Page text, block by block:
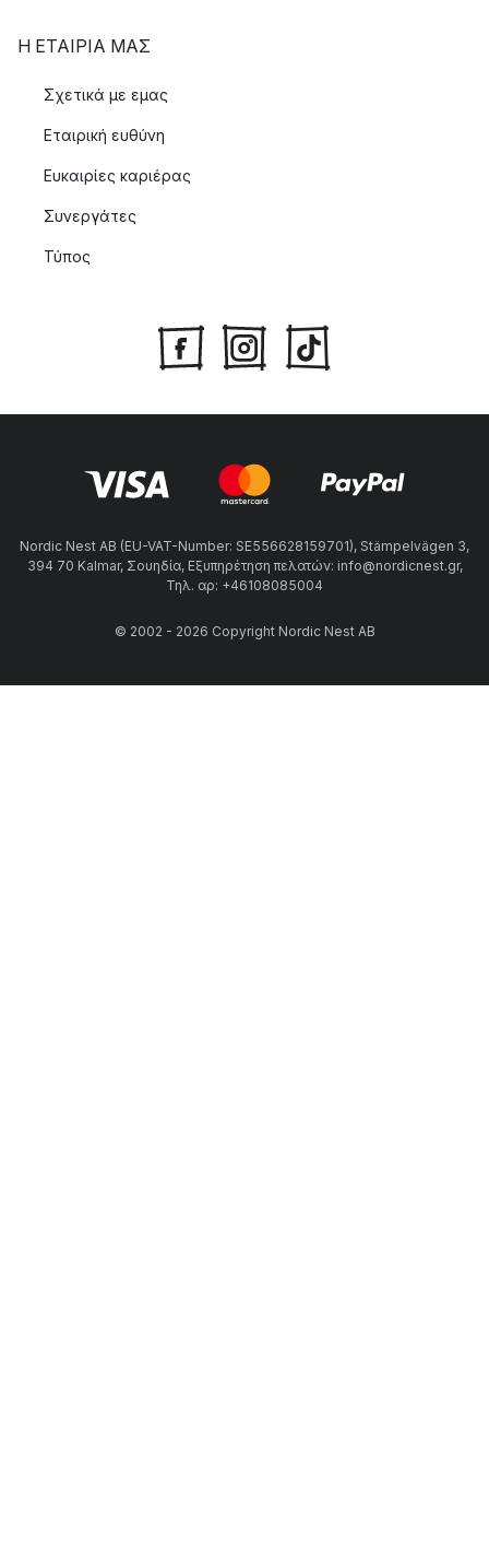
Η ΕΤΑΊΡΙΑ ΜΑΣ
Σχετικά με εμας
Εταιρική ευθύνη
Ευκαιρίες καριέρας
Συνεργάτες
Τύπος
Nordic Nest AB (EU-VAT-Number: SE556628159701), Stämpelvägen 3,
394 70 Kalmar, Σουηδία, Εξυπηρέτηση πελατών: info@nordicnest.gr,
Τηλ. αρ: +46108085004
© 2002 - 2026 Copyright Nordic Nest AB